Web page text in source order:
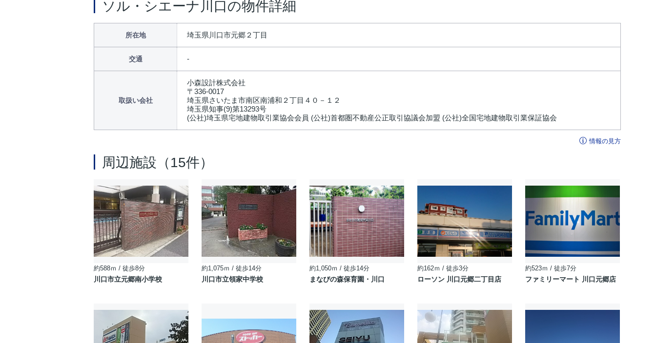
ソル・シエーナ川口の物件詳細
所在地 埼玉県川口市元郷２丁目
交通
取扱い会社
小森設計株式会社
〒336-0017
埼玉県さいたま市南区南浦和２丁目４０－１２
埼玉県知事(9)第13293号
(公社)埼玉県宅地建物取引業協会会員 (公社)首都圏不動産公正取引協議会加盟 (公社)全国宅地建物取引業保証協会
情報の見方
周辺施設（15件）
約588ｍ / 徒歩8分
川口市立元郷南小学校
約1,075ｍ / 徒歩14分
川口市立領家中学校
約1,050ｍ / 徒歩14分
まなびの森保育園・川口
約162ｍ / 徒歩3分
ローソン 川口元郷二丁目店
約523ｍ / 徒歩7分
ファミリーマート 川口元郷店